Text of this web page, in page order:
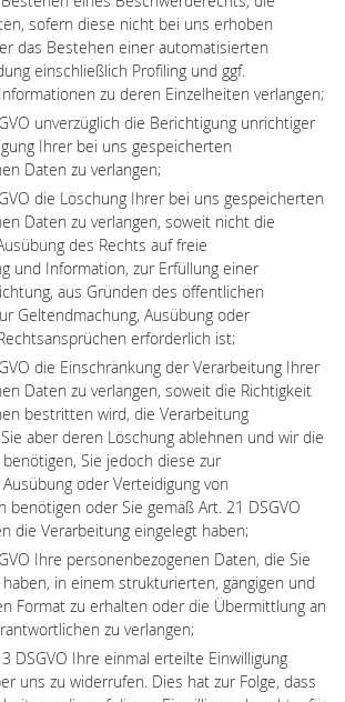
eines Beschwerderechts, die
sofern diese nicht bei uns erhoben
das Bestehen einer automatisierten
einschließlich Profiling und ggf.
zu deren Einzelheiten verlangen;
unverzüglich die Berichtigung unrichtiger
Ihrer bei uns gespeicherten
Daten zu verlangen;
die Löschung Ihrer bei uns gespeicherten
Daten zu verlangen, soweit nicht die
des Rechts auf freie
und Information, zur Erfüllung einer
aus Gründen des öffentlichen
Geltendmachung, Ausübung oder
erforderlich ist;
die Einschränkung der Verarbeitung Ihrer
Daten zu verlangen, soweit die Richtigkeit
bestritten wird, die Verarbeitung
aber deren Löschung ablehnen und wir die
Sie jedoch diese zur
oder Verteidigung von
benötigen oder Sie gemäß Art. 21 DSGVO
die Verarbeitung eingelegt haben;
Ihre personenbezogenen Daten, die Sie
in einem strukturierten, gängigen und
Format zu erhalten oder die Übermittlung an
zu verlangen;
DSGVO Ihre einmal erteilte Einwilligung
uns zu widerrufen. Dies hat zur Folge, dass